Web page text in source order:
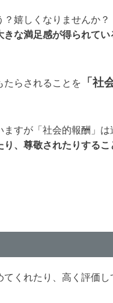
嬉しくなりませんか？
な満足感が得られてい
たらされることを 「社
すが「社会的報酬」は
、尊敬されたりするこ
くれたり、高く評価